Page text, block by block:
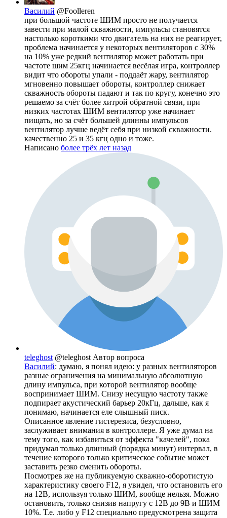
Василий @Foolleren
при большой частоте ШИМ просто не получается
завести при малой скважности, импульсы становятся
настолько короткими что двигатель на них не реагирует,
проблема начинается у некоторых вентиляторов с 30%
на 10% уже редкий вентилятор может работать при
частоте шим 25кгц начинается весёлая игра, контроллер
видит что обороты упали - поддаёт жару, вентилятор
мгновенно повышает обороты, контроллер снижает
скважность обороты падают и так по кругу, конечно это
решаемо за счёт более хитрой обратной связи, при
низких частотах ШИМ вентилятор уже начинает
пищать, но за счёт большей длинны импульсов
вентилятор лучше ведёт себя при низкой скважности.
качественно 25 и 35 кгц одно и тоже.
Написано более трёх лет назад
teleghost @teleghost Автор вопроса
Василий: думаю, я понял идею: у разных вентиляторов
разные ограничения на минимальную абсолютную
длину импульса, при которой вентилятор вообще
воспринимает ШИМ. Снизу несущую частоту также
подпирает акустический барьер 20кГц, дальше, как я
понимаю, начинается еле слышный писк.
Описанное явление гистерезиса, безусловно,
заслуживает внимания в контроллере. Я уже думал на
тему того, как избавиться от эффекта "качелей", пока
придумал только длинный (порядка минут) интервал, в
течение которого только критическое событие может
заставить резко сменить обороты.
Посмотрев же на публикуемую скважно-оборотистую
характеристику своего F12, я увидел, что остановить его
на 12В, используя только ШИМ, вообще нельзя. Можно
остановить, только снизив напругу с 12В до 9В и ШИМ
10%. Т.е. либо у F12 специально предусмотрена защита